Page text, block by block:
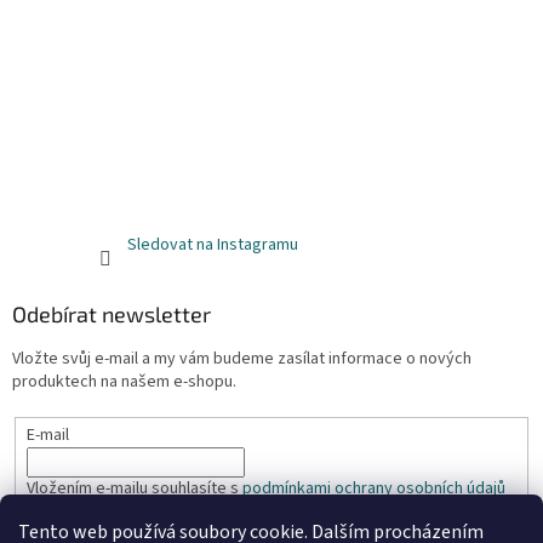
Tento web používá soubory cookie. Dalším procházením
Sledovat na Instagramu
Odebírat newsletter
Vložte svůj e-mail a my vám budeme zasílat informace o nových
produktech na našem e-shopu.
E-mail
Vložením e-mailu souhlasíte spodmínkami ochrany osobních údajů